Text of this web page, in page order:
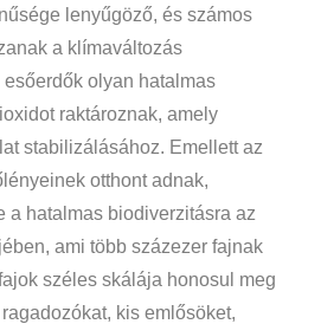
lenyűgöző, és számos
a klímaváltozás
olyan hatalmas
raktároznak, amely
stabilizálásához. Emellett az
otthont adnak,
a hatalmas biodiverzitásra az
ami több százezer fajnak
széles skálája honosul meg
kis emlősöket,